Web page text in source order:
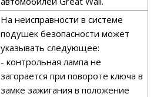
На неисправности в системе
подушек безопасности может
указывать следующее:
- контрольная лампа не
загорается при повороте ключа в
замке зажигания в положение